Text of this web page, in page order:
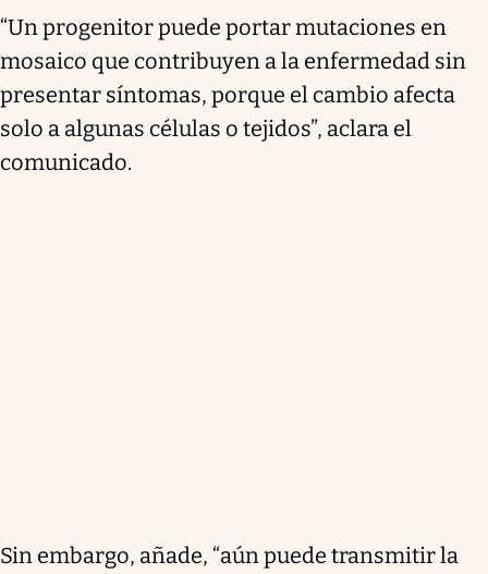
“Un progenitor puede portar mutaciones en
mosaico que contribuyen a la enfermedad sin
presentar síntomas, porque el cambio afecta
solo a algunas células o tejidos”, aclara el
comunicado.
Sin embargo, añade, “aún puede transmitir la